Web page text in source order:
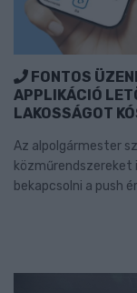
FONTOS
APPLIKÁCIÓ
LAKOSSÁGOT
Az alpolgármester
bekapcsolni a push